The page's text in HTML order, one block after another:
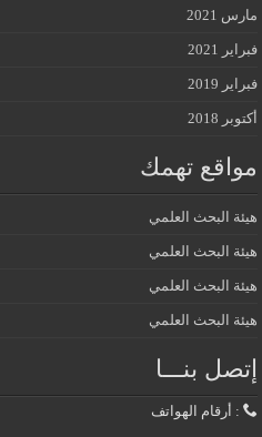
مارس 2021
فبراير 2021
فبراير 2019
أكتوبر 2018
مواقع تهمك
هيئة البحث العلمي
هيئة البحث العلمي
هيئة البحث العلمي
هيئة البحث العلمي
إتصل بنـــا
: أرقام الهواتف